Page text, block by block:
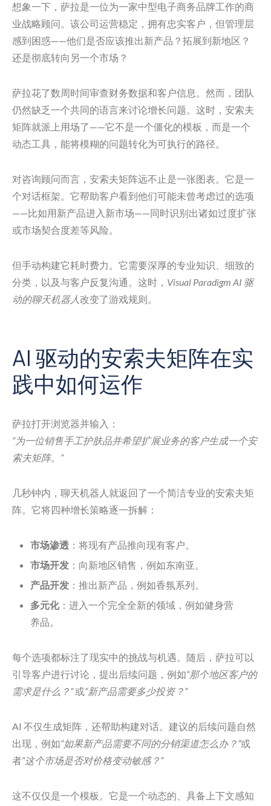
想象一下，萨拉是一位为一家中型电子商务品牌工作的商
业战略顾问。该公司运营稳定，拥有忠实客户，但管理层
感到困惑——他们是否应该推出新产品？拓展到新地区？
还是彻底转向另一个市场？
萨拉花了数周时间审查财务数据和客户信息。然而，团队
仍然缺乏一个共同的语言来讨论增长问题。这时，安索夫
矩阵就派上用场了——它不是一个僵化的模板，而是一个
动态工具，能将模糊的问题转化为可执行的路径。
对咨询顾问而言，安索夫矩阵远不止是一张图表。它是一
个对话框架。它帮助客户看到他们可能未曾考虑过的选项
——比如用新产品进入新市场——同时识别出诸如过度扩张
或市场契合度差等风险。
但手动构建它耗时费力。它需要深厚的专业知识、细致的
分类，以及与客户反复沟通。这时， Visual Paradigm AI 驱
动的聊天机器人改变了游戏规则。
AI 驱动的安索夫矩阵在实
践中如何运作
萨拉打开浏览器并输入：
“为一位销售手工护肤品并希望扩展业务的客户生成一个安
索夫矩阵。”
几秒钟内，聊天机器人就返回了一个简洁专业的安索夫矩
阵。它将四种增长策略逐一拆解：
市场渗透 ：将现有产品推向现有客户。
市场开发 ：向新地区销售，例如东南亚。
产品开发 ：推出新产品，例如香氛系列。
多元化：进入一个完全全新的领域，例如健身营
养品。
每个选项都标注了现实中的挑战与机遇。随后，萨拉可以
引导客户进行讨论，提出后续问题，例如“那个地区客户的
需求是什么？”或“新产品需要多少投资？”
AI 不仅生成矩阵，还帮助构建对话。建议的后续问题自然
出现，例如“如果新产品需要不同的分销渠道怎么办？”或
者“这个市场是否对价格变动敏感？”
这不仅仅是一个模板。它是一个动态的、具备上下文感知